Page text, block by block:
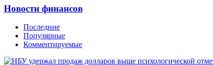
Новости финансов
Последние
Популярные
Комментируемые